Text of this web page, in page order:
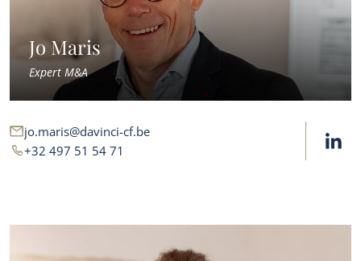
Jo Maris
Expert M&A
jo.maris@davinci-cf.be
+32 497 51 54 71